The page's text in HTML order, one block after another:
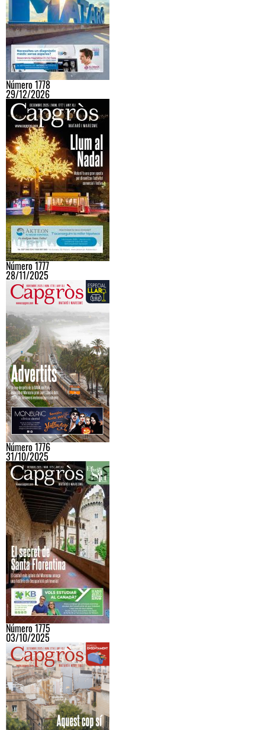
Número 1778
29/12/2026
Número 1777
28/11/2025
Número 1776
31/10/2025
Número 1775
03/10/2025